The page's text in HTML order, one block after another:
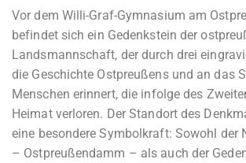
Vor dem Willi-Graf-Gymnasium am
befindet sich ein Gedenkstein der
Landsmannschaft, der durch drei
die Geschichte Ostpreußens und an das
Menschen erinnert, die infolge des
Heimat verloren. Der Standort des
eine besondere Symbolkraft: Sowohl der
– Ostpreußendamm – als auch der